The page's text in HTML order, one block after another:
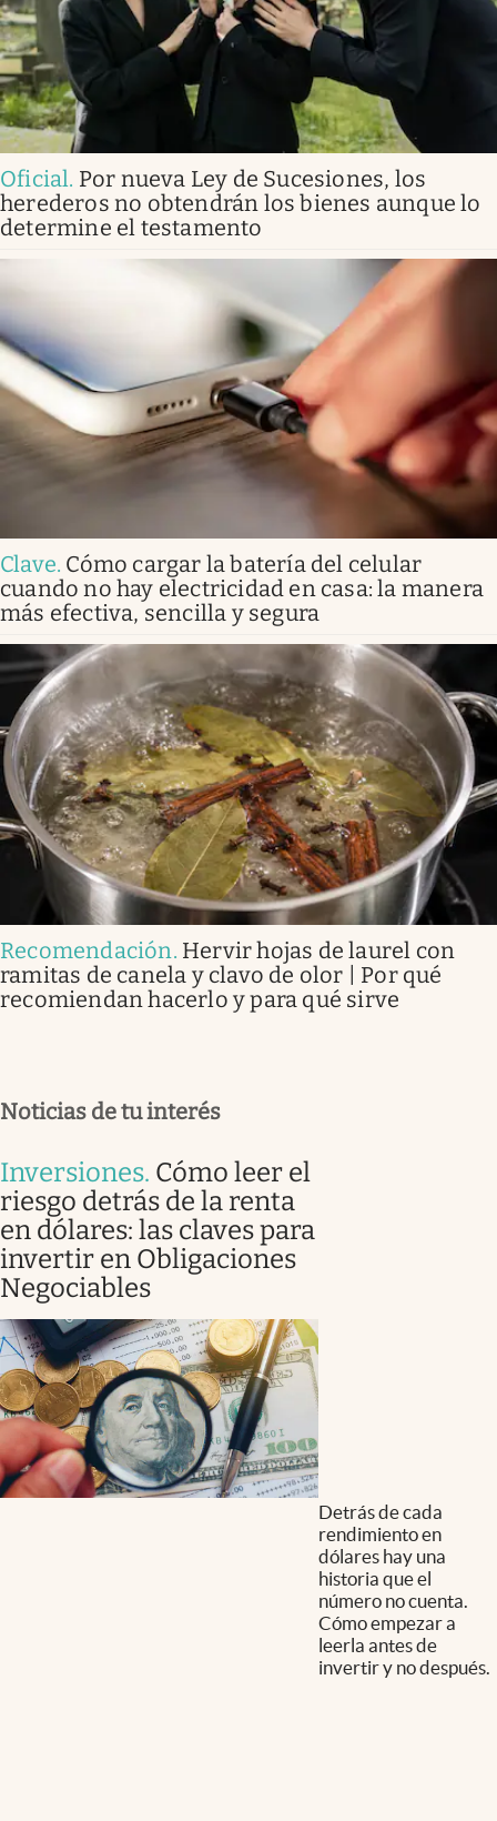
Oficial. Por nueva Ley de Sucesiones, los
herederos no obtendrán los bienes aunque lo
determine el testamento
Clave. Cómo cargar la batería del celular
cuando no hay electricidad en casa: la manera
más efectiva, sencilla y segura
Recomendación. Hervir hojas de laurel con
ramitas de canela y clavo de olor | Por qué
recomiendan hacerlo y para qué sirve
Noticias de tu interés
Inversiones. Cómo leer el
riesgo detrás de la renta
en dólares: las claves para
invertir en Obligaciones
Negociables
Detrás de cada
rendimiento en
dólares hay una
historia que el
número no cuenta.
Cómo empezar a
leerla antes de
invertir y no después.